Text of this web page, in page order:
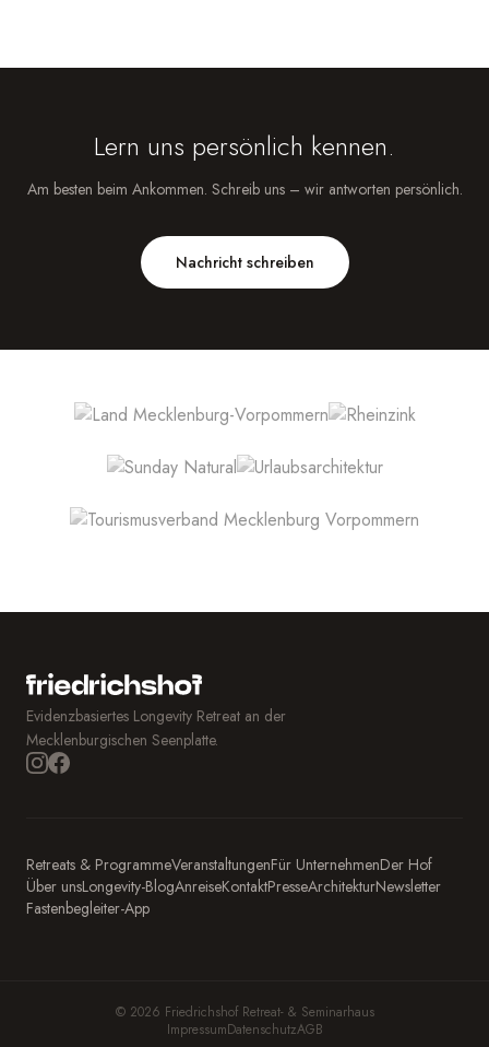
Lern uns persönlich kennen.
Am besten beim Ankommen. Schreib uns – wir antworten persönlich.
Nachricht schreiben
Evidenzbasiertes Longevity Retreat an der
Mecklenburgischen Seenplatte.
Retreats & ProgrammeVeranstaltungenFür UnternehmenDer Hof
Über unsLongevity-BlogAnreiseKontaktPresseArchitekturNewsletter
Fastenbegleiter-App
© 2026 Friedrichshof Retreat- & Seminarhaus
ImpressumDatenschutzAGB